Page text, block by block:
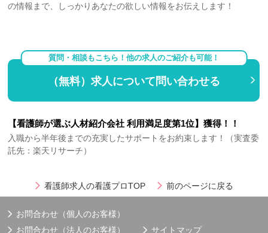
の情報まで、しっかりあなたの欲しい情報をお伝えします！
質問・相談もこちら！他の求人のご紹介も可能！
（無料）求人について問い合わせる
【看護師が選ぶ人材紹介会社 利用満足度第1位】獲得！！
入職から半年後までの充実したサポートをお約束します！（実査委
託先：楽天リサーチ）
看護師求人の看護プロTOP 前のページに戻る
お問合わせ（個人のお客様）
お問合わせ（法人のお客様）
サイトマップ